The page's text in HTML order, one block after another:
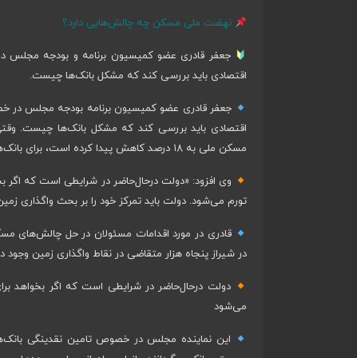
نهضت ملی مسکن چه چالش‌هایی دارد؟
اقتصادی باید بررسی کند که مشکل بانک‌ها چیست.
مسکن ملی به ۱۸ درصد کاهش پیدا کرده است، برای بانک‌ها صرف ندارد که بخواهند ضرر کند و تسهیلات مربوط به حوزه مسکن را پرداخت کند.»
وی افزود: «دولت درحال‌حاضر در شرایطی است که اگر
تورم می‌شود. دولت باید تمرکز خود را بر بحث واگذاری
قادری در مورد اقدامات مسئولان در حل چالش‌های
در شیراز پنجاه هزار متقاضی در نقاط واگذاری زمین
دولت درحال‌حاضر در شرایطی است که اگر بخواهد
می‌شود
این نماینده مجلس در خصوص تامین نقدینگی بانک‌ها